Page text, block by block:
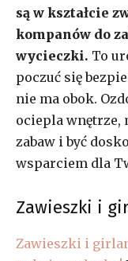
są w kształcie
kompanów do
wycieczki. To
poczuć się
nie ma obok.
ociepla wnętrze,
zabaw i być
wsparciem dla
Zawieszki i
Zawieszki i